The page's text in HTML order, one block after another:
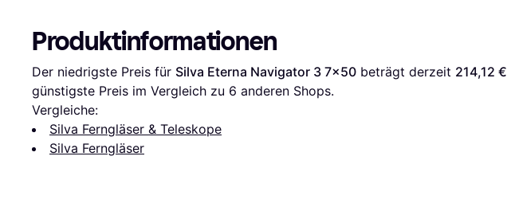
Produktinformationen
Der niedrigste Preis für Silva Eterna Navigator 3 7x50 beträgt derzeit 214,12 €
günstigste Preis im Vergleich zu 6 anderen Shops.
Vergleiche:
Silva Ferngläser & Teleskope
Silva Ferngläser